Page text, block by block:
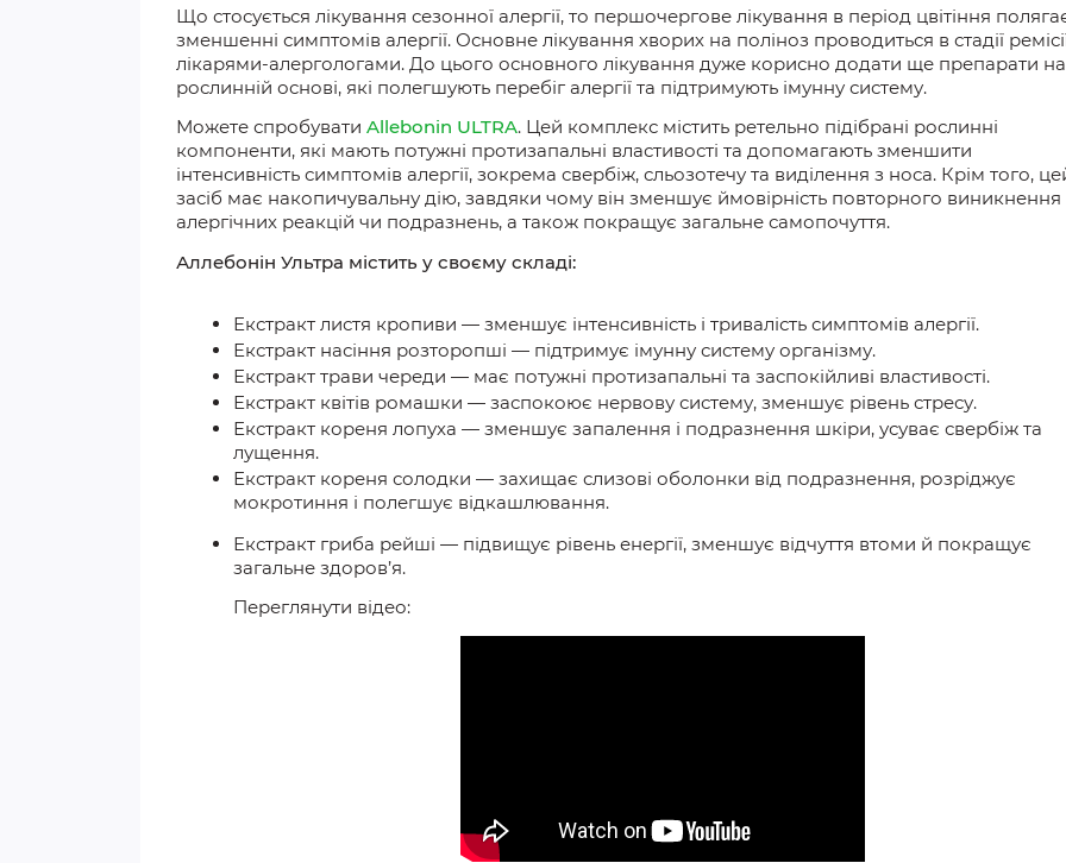
Що стосується лікування сезонної алергії, то першочергове лікування в період цвітіння
зменшенні симптомів алергії. Основне лікування хворих на поліноз проводиться в стадії
лікарями-алергологами. До цього основного лікування дуже корисно додати ще препарати на
рослинній основі, які полегшують перебіг алергії та підтримують імунну систему.
Можете спробувати Allebonin ULTRA. Цей комплекс містить ретельно підібрані рослинні
компоненти, які мають потужні протизапальні властивості та допомагають зменшити
інтенсивність симптомів алергії, зокрема свербіж, сльозотечу та виділення з носа. Крім того, ц
засіб має накопичувальну дію, завдяки чому він зменшує ймовірність повторного виникнення
алергічних реакцій чи подразнень, а також покращує загальне самопочуття.
Аллебонін Ультра містить у своєму складі:
Екстракт листя кропиви — зменшує інтенсивність і тривалість симптомів алергії.
Екстракт насіння розторопші — підтримує імунну систему організму.
Екстракт трави череди — має потужні протизапальні та заспокійливі властивості.
Екстракт квітів ромашки — заспокоює нервову систему, зменшує рівень стресу.
Екстракт кореня лопуха — зменшує запалення і подразнення шкіри, усуває свербіж та
лущення.
Екстракт кореня солодки — захищає слизові оболонки від подразнення, розріджує
мокротиння і полегшує відкашлювання.
Екстракт гриба рейші — підвищує рівень енергії, зменшує відчуття втоми й покращує
загальне здоров’я.
Переглянути відео: